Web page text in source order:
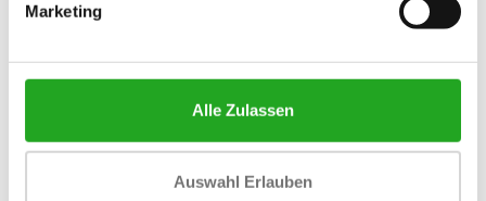
Marketing
Alle Zulassen
Auswahl Erlauben
Athletic Performance
Athletic Performance Kettle